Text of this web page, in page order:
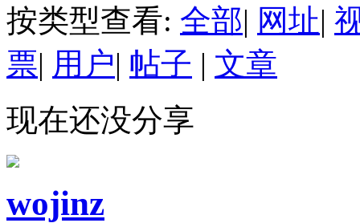
按类型查看: 全部| 网址|
票| 用户| 帖子 | 文章
现在还没分享
wojinz